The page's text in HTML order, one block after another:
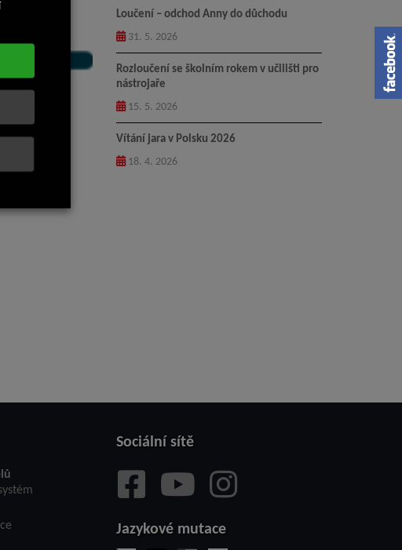
Loučení – odchod Anny do důchodu
31. 5. 2026
Rozloučení se školním rokem v učilišti pro
nástrojaře
15. 5. 2026
Vítání jara v Polsku 2026
18. 4. 2026
Sociální sítě
Jazykové mutace